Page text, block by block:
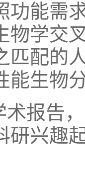
功能需
物学交
匹配的
能生物
术报告
研兴趣